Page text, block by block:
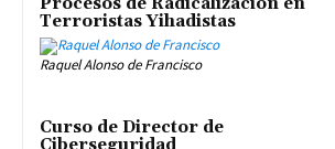
Terroristas Yihadistas
Raquel Alonso de Francisco
Curso de Director de